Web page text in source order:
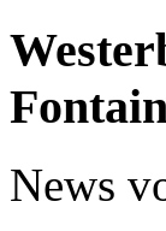
News